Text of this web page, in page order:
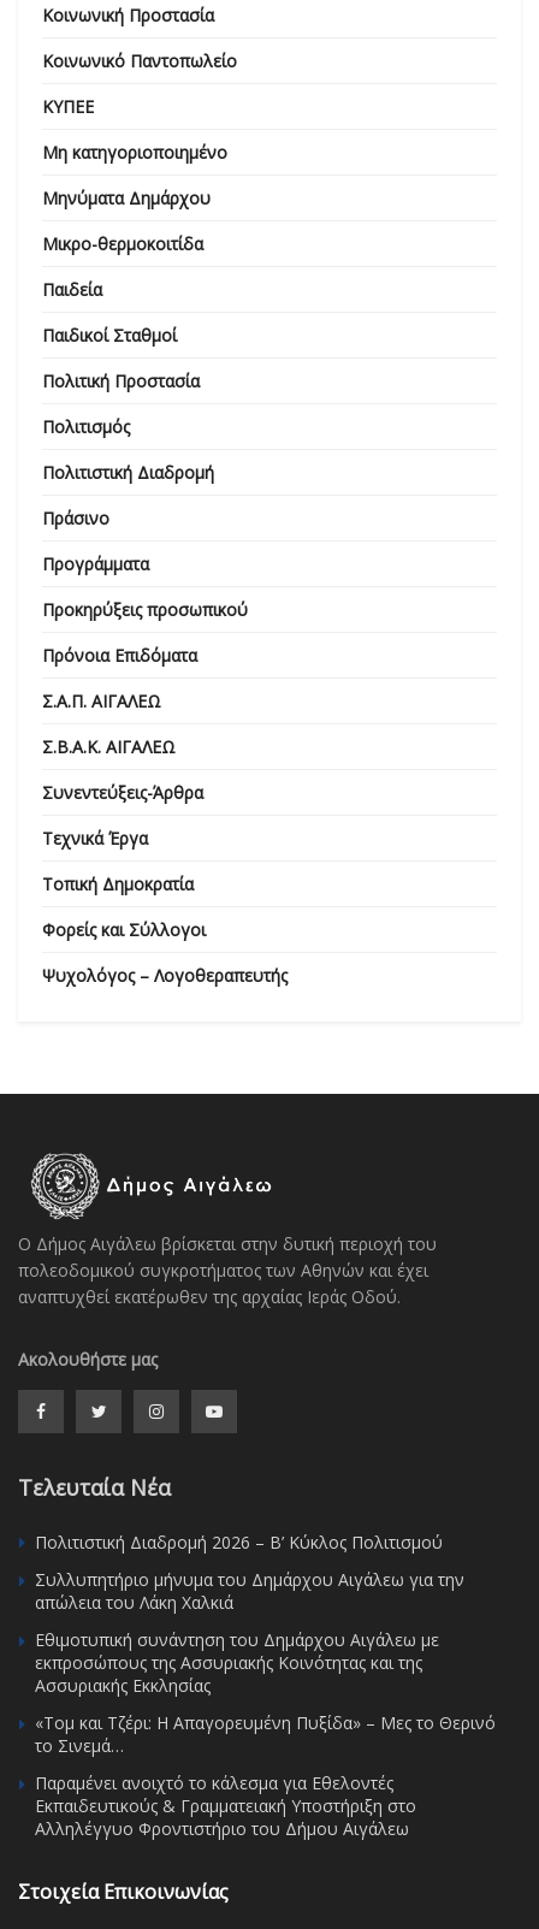
Κοινωνική Προστασία
Κοινωνικό Παντοπωλείο
ΚΥΠΕΕ
Μη κατηγοριοποιημένο
Μηνύματα Δημάρχου
Μικρο-θερμοκοιτίδα
Παιδεία
Παιδικοί Σταθμοί
Πολιτική Προστασία
Πολιτισμός
Πολιτιστική Διαδρομή
Πράσινο
Προγράμματα
Προκηρύξεις προσωπικού
Πρόνοια Επιδόματα
Σ.Α.Π. ΑΙΓΑΛΕΩ
Σ.Β.Α.Κ. ΑΙΓΑΛΕΩ
Συνεντεύξεις-Άρθρα
Τεχνικά Έργα
Τοπική Δημοκρατία
Φορείς και Σύλλογοι
Ψυχολόγος – Λογοθεραπευτής
Ο Δήμος Αιγάλεω βρίσκεται στην δυτική περιοχή του
πολεοδομικού συγκροτήματος των Αθηνών και έχει
αναπτυχθεί εκατέρωθεν της αρχαίας Ιεράς Οδού.
Ακολουθήστε μας
Τελευταία Νέα
Πολιτιστική Διαδρομή 2026 – Β’ Κύκλος Πολιτισμού
Συλλυπητήριο μήνυμα του Δημάρχου Αιγάλεω για την
απώλεια του Λάκη Χαλκιά
Εθιμοτυπική συνάντηση του Δημάρχου Αιγάλεω με
εκπροσώπους της Ασσυριακής Κοινότητας και της
Ασσυριακής Εκκλησίας
«Τομ και Τζέρι: Η Απαγορευμένη Πυξίδα» – Μες το Θερινό
το Σινεμά…
Παραμένει ανοιχτό το κάλεσμα για Εθελοντές
Εκπαιδευτικούς & Γραμματειακή Υποστήριξη στο
Αλληλέγγυο Φροντιστήριο του Δήμου Αιγάλεω
Στοιχεία Επικοινωνίας